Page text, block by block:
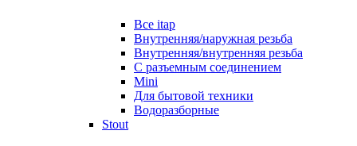
Все itap
Внутренняя/наружная резьба
Внутренняя/внутренняя резьба
С разъемным соединением
Mini
Для бытовой техники
Водоразборные
Stout